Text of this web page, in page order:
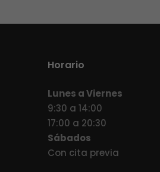
Horario
Lunes a Viernes
9:30 a 14:00
17:00 a 20:30
Sábados
Con cita previa